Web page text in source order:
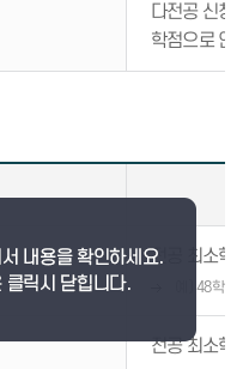
다전공 신청
학점으로 인
전공 최소학
예) 48학점
전공 최소학